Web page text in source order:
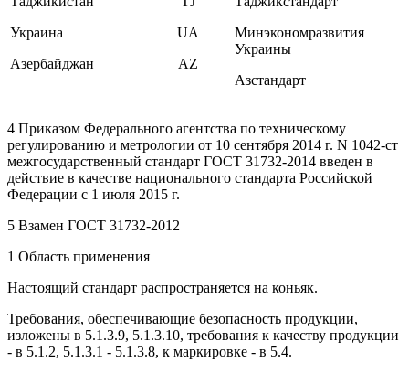
Украина
Азербайджан
UA
AZ
Минэкономразвития
Украины
Азстандарт
4 Приказом Федерального агентства по техническому
регулированию и метрологии от 10 сентября 2014 г. N 1042-ст
межгосударственный стандарт ГОСТ 31732-2014 введен в
действие в качестве национального стандарта Российской
Федерации с 1 июля 2015 г.
5 Взамен ГОСТ 31732-2012
1 Область применения
Настоящий стандарт распространяется на коньяк.
Требования, обеспечивающие безопасность продукции,
изложены в 5.1.3.9, 5.1.3.10, требования к качеству продукции
- в 5.1.2, 5.1.3.1 - 5.1.3.8, к маркировке - в 5.4.